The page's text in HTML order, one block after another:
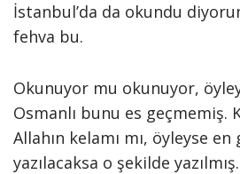
İstanbul’da da okundu
fehva bu.
Okunuyor mu okunuyor,
Osmanlı bunu es geçmemiş.
Allahın kelamı mı, öyleyse
yazılacaksa o şekilde yazılmış.